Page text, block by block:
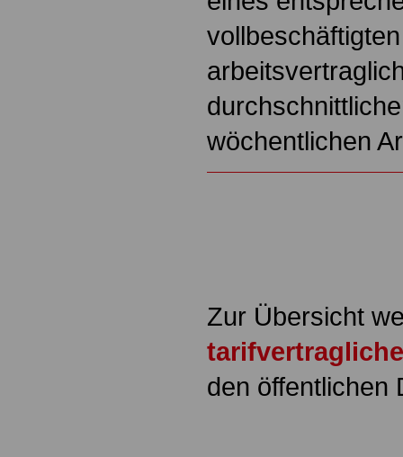
wöchentlichen
Zur Übersicht
den öffentlichen